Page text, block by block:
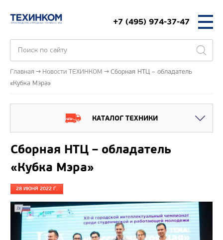
+7 (495) 974-37-47
Главная Новости ТЕХИНКОМ
Сборная НТЦ – обладатель
«Кубка Мэра»
КАТАЛОГ ТЕХНИКИ
Сборная НТЦ – обладатель
«Кубка Мэра»
28 ИЮНЯ 2022 Г.